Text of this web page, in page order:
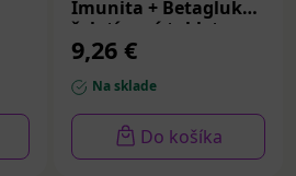
Imunita + Betaglukán
želatínové tablety,
príchuť malina a
čučori
9,26 €
Na sklade
Do košíka